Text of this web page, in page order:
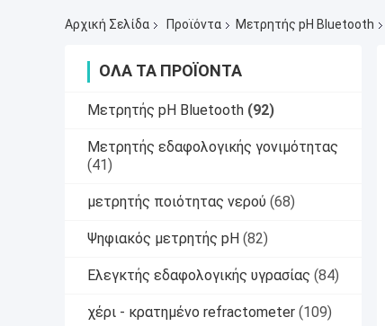
Αρχική Σελίδα Προϊόντα Μετρητής pH Bluetooth
ΌΛΑ ΤΑ ΠΡΟΪΌΝΤΑ
Μετρητής pH Bluetooth (92)
Μετρητής εδαφολογικής γονιμότητας
(41)
μετρητής ποιότητας νερού (68)
Ψηφιακός μετρητής pH (82)
Ελεγκτής εδαφολογικής υγρασίας (84)
χέρι - κρατημένο refractometer (109)